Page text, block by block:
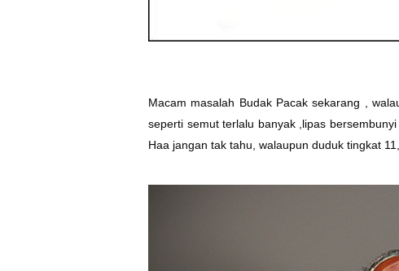
Macam masalah Budak Pacak sekarang ,
seperti semut terlalu banyak ,lipas
Haa jangan tak tahu, walaupun duduk tingkat